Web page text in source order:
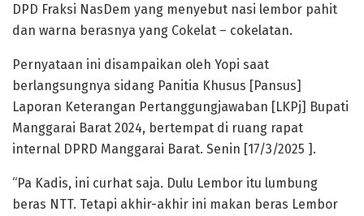
DPD Fraksi NasDem yang menyebut nasi lembor pahit
dan warna berasnya yang Cokelat – cokelatan.
Pernyataan ini disampaikan oleh Yopi saat
berlangsungnya sidang Panitia Khusus [Pansus]
Laporan Keterangan Pertanggungjawaban [LKPj] Bupati
Manggarai Barat 2024, bertempat di ruang rapat
internal DPRD Manggarai Barat. Senin [17/3/2025 ].
“Pa Kadis, ini curhat saja. Dulu Lembor itu lumbung
beras NTT. Tetapi akhir-akhir ini makan beras Lembor